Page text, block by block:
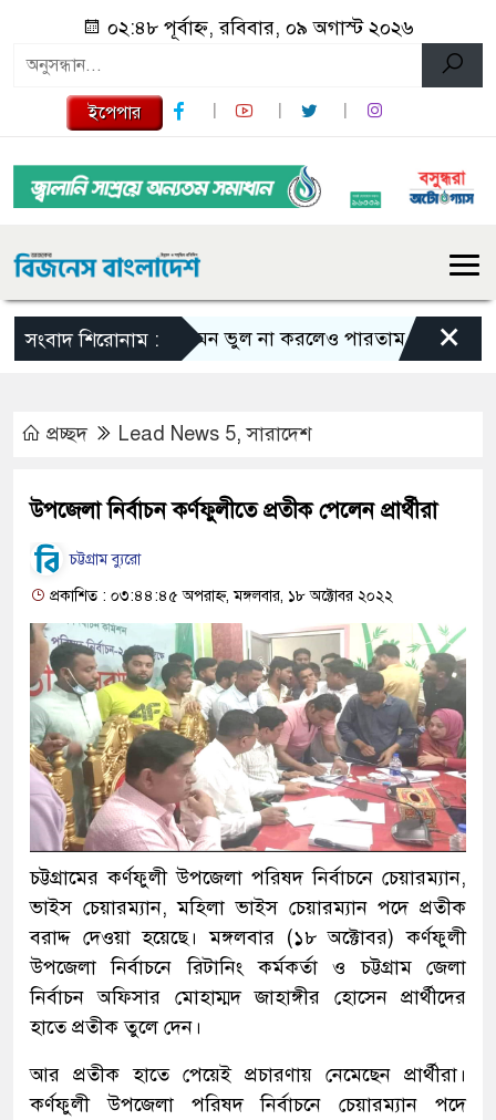
০২:৪৮ পূর্বাহ্ন, রবিবার, ০৯ অগাস্ট ২০২৬
ইপেপার
সংবাদ শিরোনাম :এমন ভুল না করলেও পারতাম : শাকিব খান
×
প্রচ্ছদ Lead News 5,সারাদেশ
উপজেলা নির্বাচন কর্ণফুলীতে প্রতীক পেলেন প্রার্থীরা
চট্টগ্রাম ব্যুরো
প্রকাশিত : ০৩:৪৪:৪৫ অপরাহ্ন, মঙ্গলবার, ১৮ অক্টোবর ২০২২
চট্টগ্রামের কর্ণফুলী উপজেলা পরিষদ নির্বাচনে চেয়ারম্যান,
ভাইস চেয়ারম্যান, মহিলা ভাইস চেয়ারম্যান পদে প্রতীক
বরাদ্দ দেওয়া হয়েছে। মঙ্গলবার (১৮ অক্টোবর) কর্ণফুলী
উপজেলা নির্বাচনে রিটানিং কর্মকর্তা ও চট্টগ্রাম জেলা
নির্বাচন অফিসার মোহাম্মদ জাহাঙ্গীর হোসেন প্রার্থীদের
হাতে প্রতীক তুলে দেন।
আর প্রতীক হাতে পেয়েই প্রচারণায় নেমেছেন প্রার্থীরা।
কর্ণফুলী উপজেলা পরিষদ নির্বাচনে চেয়ারম্যান পদে